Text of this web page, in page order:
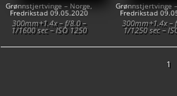
Grønnstjertvinge – Norge,
Fredrikstad 09.05.2020
300mm+1.4x – f/8.0 –
1/1600 sec – ISO 1250
Grønnstjertvinge
Fredrikstad
300mm+1.4x –
1/1250 sec –
1